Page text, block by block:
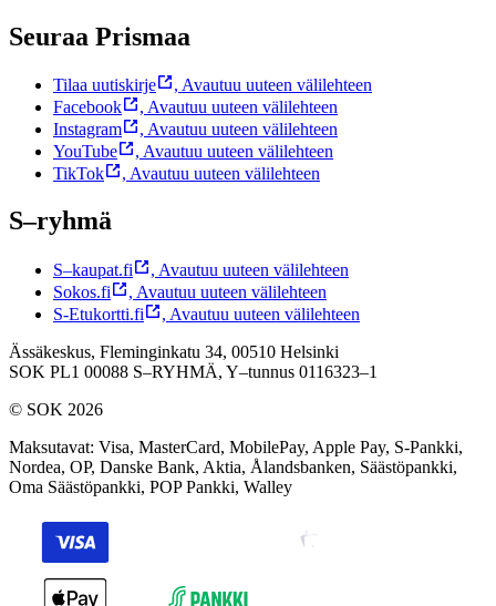
Seuraa Prismaa
Tilaa uutiskirje , Avautuu uuteen välilehteen
Facebook
, Avautuu uuteen välilehteen
Instagram
, Avautuu uuteen välilehteen
YouTube
, Avautuu uuteen välilehteen
TikTok
, Avautuu uuteen välilehteen
S–ryhmä
S–kaupat.fi , Avautuu uuteen välilehteen
Sokos.fi
, Avautuu uuteen välilehteen
S-Etukortti.fi
, Avautuu uuteen välilehteen
Ässäkeskus, Fleminginkatu 34, 00510 Helsinki
SOK PL1 00088 S–RYHMÄ, Y–tunnus 0116323–1
© SOK 2026
Maksutavat: Visa, MasterCard, MobilePay, Apple Pay, S-Pankki,
Nordea, OP, Danske Bank, Aktia, Ålandsbanken, Säästöpankki,
Oma Säästöpankki, POP Pankki, Walley